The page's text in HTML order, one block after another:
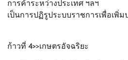
การค้าระหว่างประเทศ ฯลฯ
เป็นการปฏิรูประบบราชการเพื่อเ
ก้าวที่ 4>>เกษตรอัจฉริยะ